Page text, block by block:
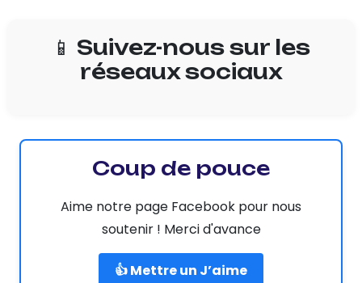
📱 Suivez-nous sur les
réseaux sociaux
Coup de pouce
Aime notre page Facebook pour nous
soutenir ! Merci d'avance
👍 Mettre un J’aime